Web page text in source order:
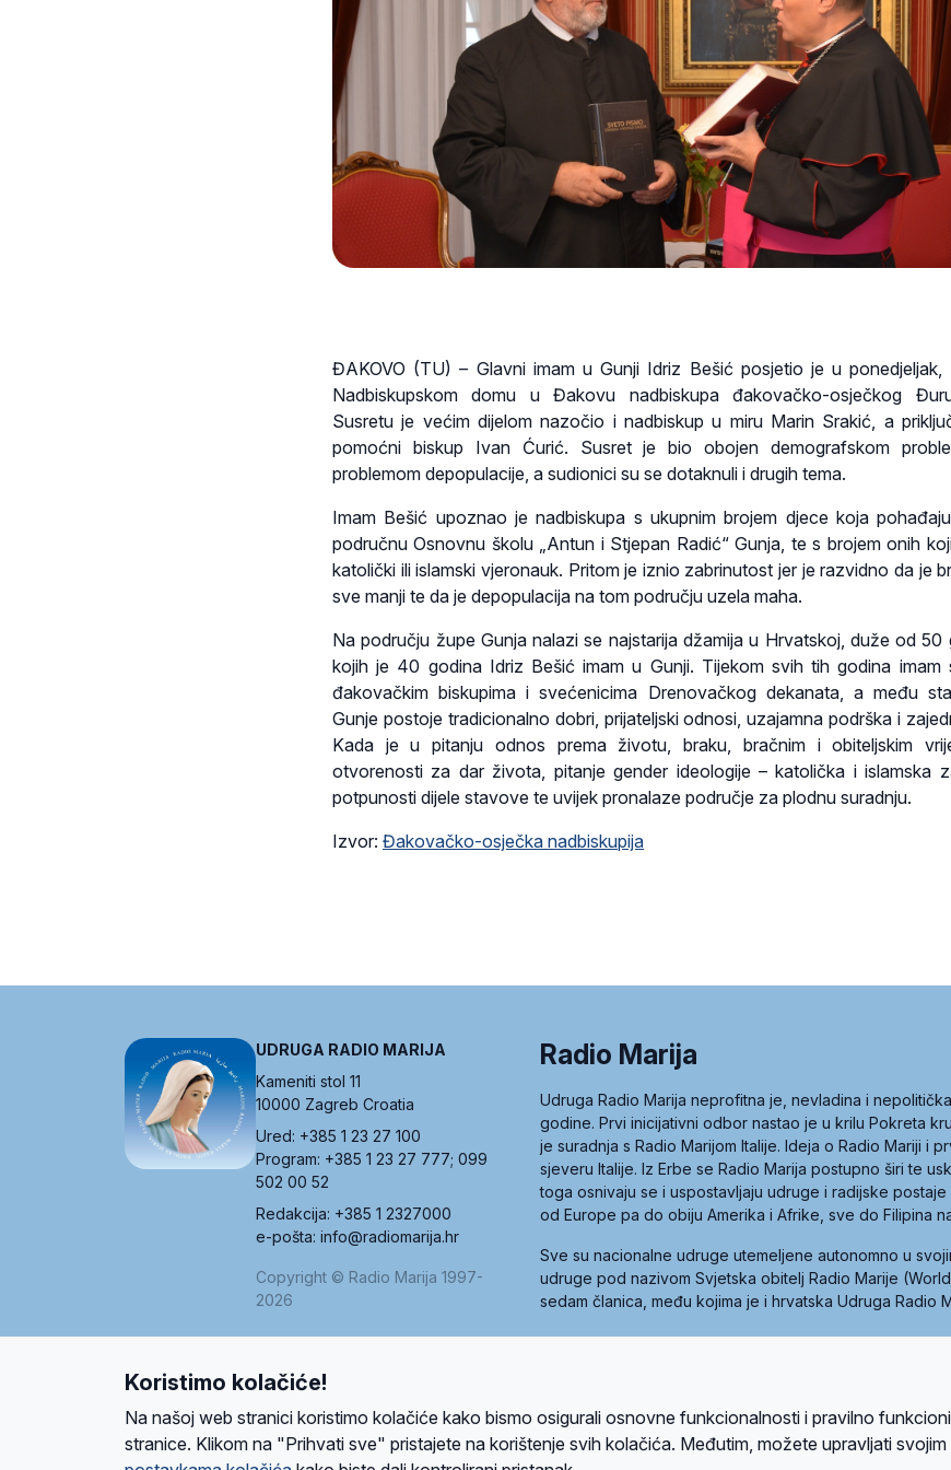
ĐAKOVO (TU) – Glavni imam u Gunji Idriz Bešić posjetio je u ponedjeljak,
Nadbiskupskom domu u Đakovu nadbiskupa đakovačko-osječkog
Susretu je većim dijelom nazočio i nadbiskup u miru Marin Srakić, a
pomoćni biskup Ivan Ćurić. Susret je bio obojen demografskom
problemom depopulacije, a sudionici su se dotaknuli i drugih tema.
Imam Bešić upoznao je nadbiskupa s ukupnim brojem djece koja
područnu Osnovnu školu „Antun i Stjepan Radić“ Gunja, te s brojem onih
katolički ili islamski vjeronauk. Pritom je iznio zabrinutost jer je razvidno da je
sve manji te da je depopulacija na tom području uzela maha.
Na području župe Gunja nalazi se najstarija džamija u Hrvatskoj, duže od 50
kojih je 40 godina Idriz Bešić imam u Gunji. Tijekom svih tih godina imam
đakovačkim biskupima i svećenicima Drenovačkog dekanata, a među
Gunje postoje tradicionalno dobri, prijateljski odnosi, uzajamna podrška i
Kada je u pitanju odnos prema životu, braku, bračnim i obiteljskim
otvorenosti za dar života, pitanje gender ideologije – katolička i islamska
potpunosti dijele stavove te uvijek pronalaze područje za plodnu suradnju.
Izvor: Đakovačko-osječka nadbiskupija
UDRUGA RADIO MARIJA
Kameniti stol 11
10000 Zagreb Croatia
Ured: +385 1 23 27 100
Program: +385 1 23 27 777; 099
502 00 52
Redakcija: +385 1 2327000
e-pošta: info@radiomarija.hr
Copyright © Radio Marija 1997-
2026
Radio Marija
Udruga Radio Marija neprofitna je, nevladina i
godine. Prvi inicijativni odbor nastao je u krilu Pokreta
je suradnja s Radio Marijom Italije. Ideja o Radio Mariji i
sjeveru Italije. Iz Erbe se Radio Marija postupno širi te
toga osnivaju se i uspostavljaju udruge i radijske
od Europe pa do obiju Amerika i Afrike, sve do Filipina
Sve su nacionalne udruge utemeljene autonomno u
udruge pod nazivom Svjetska obitelj Radio Marije
sedam članica, među kojima je i hrvatska Udruga Radio
Ova stranica je zaštićena Google reCAPTCHA sustavom
Koristimo kolačiće!
Na našoj web stranici koristimo kolačiće kako bismo osigurali osnovne funkcionalnosti i pravilno
stranice. Klikom na "Prihvati sve" pristajete na korištenje svih kolačića. Međutim, možete upravljati svojim